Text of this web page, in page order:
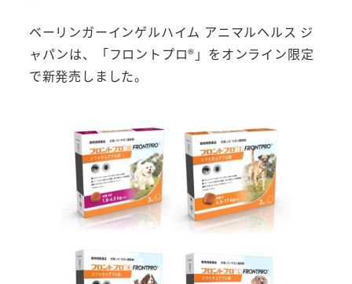
ベーリンガーインゲルハイム アニマルヘルス ジ
ャパンは、「フロントプロ®」をオンライン限定
で新発売しました。